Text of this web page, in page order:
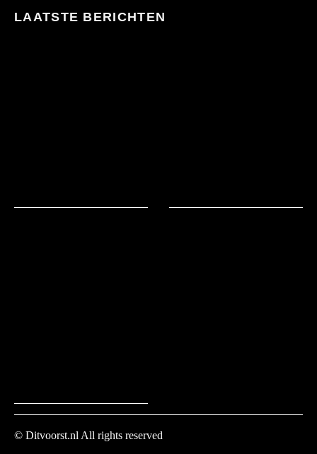
LAATSTE BERICHTEN
© Ditvoorst.nl All rights reserved